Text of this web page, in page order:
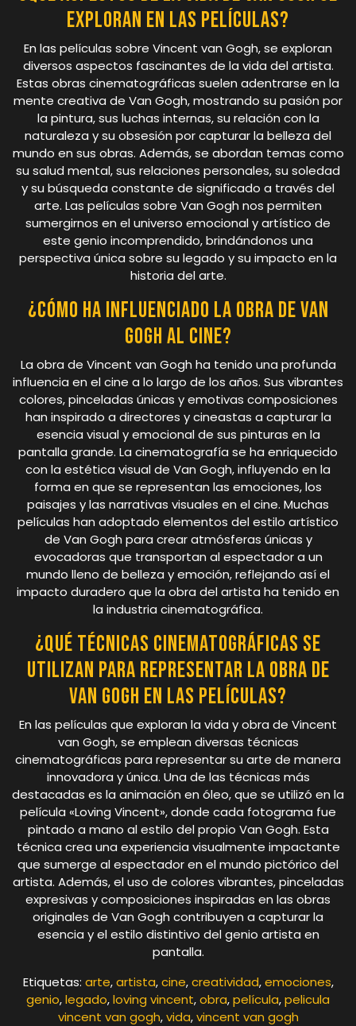
exploran en las películas?
En las películas sobre Vincent van Gogh, se exploran
diversos aspectos fascinantes de la vida del artista.
Estas obras cinematográficas suelen adentrarse en la
mente creativa de Van Gogh, mostrando su pasión por
la pintura, sus luchas internas, su relación con la
naturaleza y su obsesión por capturar la belleza del
mundo en sus obras. Además, se abordan temas como
su salud mental, sus relaciones personales, su soledad
y su búsqueda constante de significado a través del
arte. Las películas sobre Van Gogh nos permiten
sumergirnos en el universo emocional y artístico de
este genio incomprendido, brindándonos una
perspectiva única sobre su legado y su impacto en la
historia del arte.
¿Cómo ha influenciado la obra de Van
Gogh al cine?
La obra de Vincent van Gogh ha tenido una profunda
influencia en el cine a lo largo de los años. Sus vibrantes
colores, pinceladas únicas y emotivas composiciones
han inspirado a directores y cineastas a capturar la
esencia visual y emocional de sus pinturas en la
pantalla grande. La cinematografía se ha enriquecido
con la estética visual de Van Gogh, influyendo en la
forma en que se representan las emociones, los
paisajes y las narrativas visuales en el cine. Muchas
películas han adoptado elementos del estilo artístico
de Van Gogh para crear atmósferas únicas y
evocadoras que transportan al espectador a un
mundo lleno de belleza y emoción, reflejando así el
impacto duradero que la obra del artista ha tenido en
la industria cinematográfica.
¿Qué técnicas cinematográficas se
utilizan para representar la obra de
Van Gogh en las películas?
En las películas que exploran la vida y obra de Vincent
van Gogh, se emplean diversas técnicas
cinematográficas para representar su arte de manera
innovadora y única. Una de las técnicas más
destacadas es la animación en óleo, que se utilizó en la
película «Loving Vincent», donde cada fotograma fue
pintado a mano al estilo del propio Van Gogh. Esta
técnica crea una experiencia visualmente impactante
que sumerge al espectador en el mundo pictórico del
artista. Además, el uso de colores vibrantes, pinceladas
expresivas y composiciones inspiradas en las obras
originales de Van Gogh contribuyen a capturar la
esencia y el estilo distintivo del genio artista en
pantalla.
Etiquetas: arte,artista,cine,creatividad,emociones,
genio,legado,loving vincent,obra,película,pelicula
vincent van gogh,vida,vincent van gogh